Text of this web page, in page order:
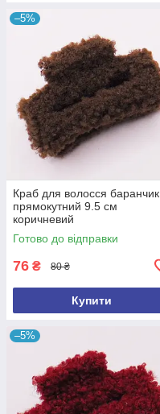
–5%
Краб для волосся баранчик
прямокутний 9.5 см
коричневий
Готово до відправки
76 ₴ 80 ₴
Купити
–5%